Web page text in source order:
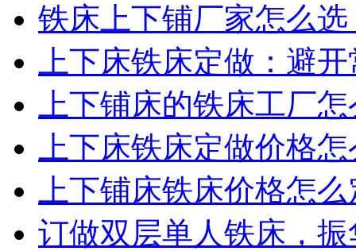
铁床上下铺厂家怎么
上下床铁床定做：避
上下铺床的铁床工厂
上下床铁床定做价格
上下铺床铁床价格怎
订做双层单人铁床，